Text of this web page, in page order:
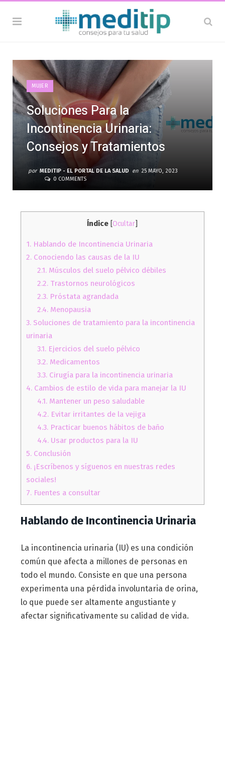
MUJER
Soluciones Para la
Incontinencia Urinaria:
Consejos y Tratamientos
por MEDITIP - EL PORTAL DE LA SALUD en 25 MAYO, 2023
0 COMMENTS
Índice Ocultar]
1.Hablando de Incontinencia Urinaria
2.Conociendo las causas de la IU
2.1. Músculos del suelo pélvico débiles
2.2. Trastornos neurológicos
2.3. Próstata agrandada
2.4. Menopausia
3.Soluciones de tratamiento para la incontinencia
urinaria
3.1. Ejercicios del suelo pélvico
3.2. Medicamentos
3.3. Cirugía para la incontinencia urinaria
4.Cambios de estilo de vida para manejar la IU
4.1. Mantener un peso saludable
4.2. Evitar irritantes de la vejiga
4.3. Practicar buenos hábitos de baño
4.4. Usar productos para la IU
5.Conclusión
6.¡Escríbenos y síguenos en nuestras redes
sociales!
7.Fuentes a consultar
Hablando de Incontinencia Urinaria
La incontinencia urinaria (IU) es una condición
común que afecta a millones de personas en
todo el mundo. Consiste en que una persona
experimenta una pérdida involuntaria de orina,
lo que puede ser altamente angustiante y
afectar significativamente su calidad de vida.